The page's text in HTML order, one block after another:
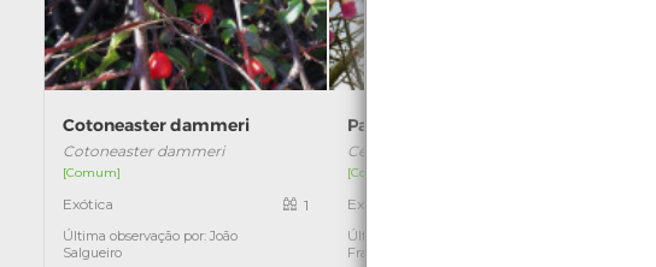
Cotoneaster dammeri
Cotoneaster dammeri
[Comum]
Exótica
Última observação por: João
Salgueiro
1
Paineira
Ceiba speciosa
[Comum]
Exótica
Última observação por: Vítor
Franco